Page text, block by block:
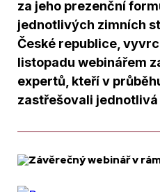
za jeho prezenční
jednotlivých zimních
České republice,
listopadu webinářem
expertů, kteří v
zastřešovali